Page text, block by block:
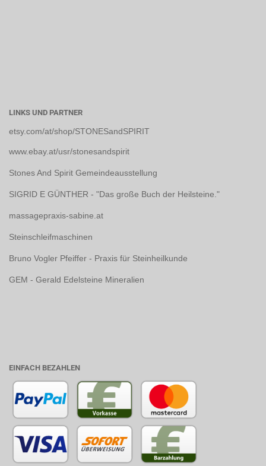
LINKS UND PARTNER
etsy.com/at/shop/STONESandSPIRIT
www.ebay.at/usr/stonesandspirit
Stones And Spirit Gemeindeausstellung
SIGRID E GÜNTHER - "Das große Buch der Heilsteine."
massagepraxis-sabine.at
Steinschleifmaschinen
Bruno Vogler Pfeiffer - Praxis für Steinheilkunde
GEM - Gerald Edelsteine Mineralien
EINFACH BEZAHLEN